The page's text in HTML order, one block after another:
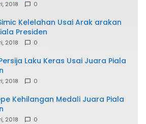
2018 0
Kelelahan Usai Arak arakan
Presiden
2018 0
Laku Keras Usai Juara Piala
2018 0
Kehilangan Medali Juara Piala
2018 0